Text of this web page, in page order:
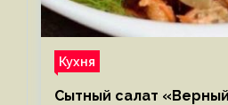
Кухня
Сытный салат